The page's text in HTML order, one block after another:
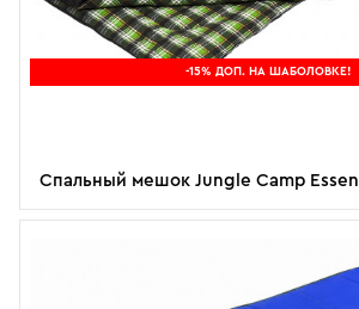
-15% ДОП. НА ШАБОЛОВКЕ!
Спальный мешок Jungle Camp Essen